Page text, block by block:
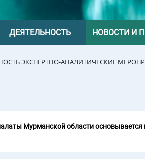
ДЕЯТЕЛЬНОСТЬ НОВОСТИ И
ЭКСПЕРТНО-АНАЛИТИЧЕСКИЕ
Мурманской области